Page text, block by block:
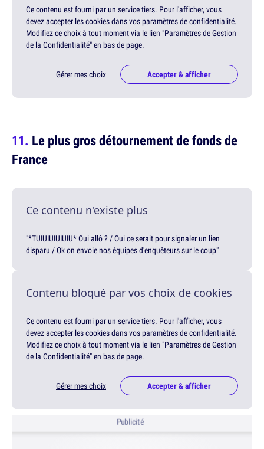
Ce contenu est fourni par un service tiers. Pour l'afficher, vous
devez accepter les cookies dans vos paramètres de confidentialité.
Modifiez ce choix à tout moment via le lien "Paramètres de Gestion
de la Confidentialité" en bas de page.
Gérer mes choix Accepter & afficher
Le plus gros détournement de fonds de
France
Ce contenu n'existe plus
"*TUIUIUIUIUIU* Oui allô ? / Oui ce serait pour signaler un lien
disparu / Ok on envoie nos équipes d'enquêteurs sur le coup"
Contenu bloqué par vos choix de cookies
Ce contenu est fourni par un service tiers. Pour l'afficher, vous
devez accepter les cookies dans vos paramètres de confidentialité.
Modifiez ce choix à tout moment via le lien "Paramètres de Gestion
de la Confidentialité" en bas de page.
Gérer mes choix Accepter & afficher
Publicité